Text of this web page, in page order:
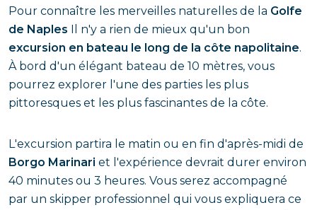
Pour connaître les merveilles naturelles de la Golfe
de Naples Il n'y a rien de mieux qu'un bon
excursion en bateau le long de la côte napolitaine.
À bord d'un élégant bateau de 10 mètres, vous
pourrez explorer l'une des parties les plus
pittoresques et les plus fascinantes de la côte.
L'excursion partira le matin ou en fin d'après-midi de
Borgo Marinari et l'expérience devrait durer environ
40 minutes ou 3 heures. Vous serez accompagné
par un skipper professionnel qui vous expliquera ce